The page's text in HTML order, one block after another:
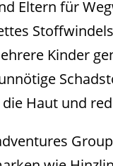
Eltern für
Kinder
Haut und